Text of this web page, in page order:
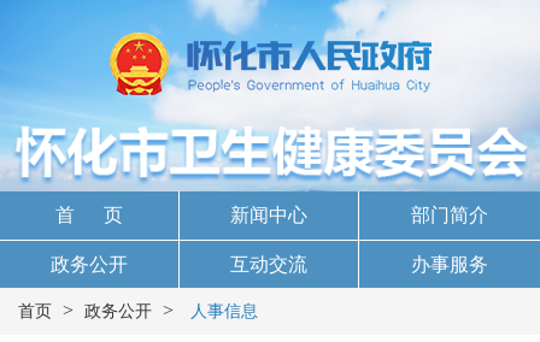
首 页 新闻中心 部门简介
政务公开 互动交流 办事服务
首页 > 政务公开 > 人事信息